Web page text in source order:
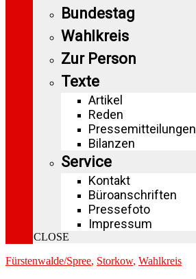
Bundestag
Wahlkreis
Zur Person
Texte
Artikel
Reden
Pressemitteilungen
Bilanzen
Service
Kontakt
Büroanschriften
Pressefoto
Impressum
CLOSE
Fürstenwalde/Spree, Storkow, Wahlkreis